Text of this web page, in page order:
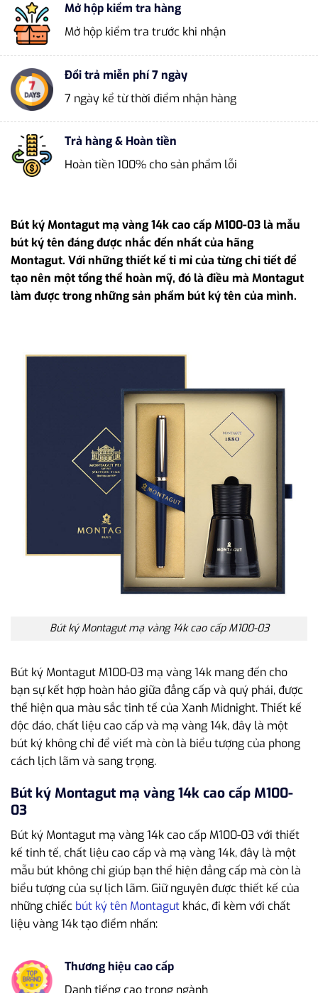
Mở hộp kiểm tra hàng
Mở hộp kiểm tra trước khi nhận
Đổi trả miễn phí 7 ngày
7 ngày kể từ thời điểm nhận hàng
Trả hàng & Hoàn tiền
Hoàn tiền 100% cho sản phẩm lỗi
Bút ký Montagut mạ vàng 14k cao cấp M100-03 là mẫu
bút ký tên đáng được nhắc đến nhất của hãng
Montagut. Với những thiết kế tỉ mỉ của từng chi tiết để
tạo nên một tổng thể hoàn mỹ, đó là điều mà Montagut
làm được trong những sản phẩm bút ký tên của mình.
Bút ký Montagut mạ vàng 14k cao cấp M100-03
Bút ký Montagut M100-03 mạ vàng 14k mang đến cho
bạn sự kết hợp hoàn hảo giữa đẳng cấp và quý phái, được
thể hiện qua màu sắc tinh tế của Xanh Midnight. Thiết kế
độc đáo, chất liệu cao cấp và mạ vàng 14k, đây là một
bút ký không chỉ để viết mà còn là biểu tượng của phong
cách lịch lãm và sang trọng.
Bút ký Montagut mạ vàng 14k cao cấp M100-
03
Bút ký Montagut mạ vàng 14k cao cấp M100-03 với thiết
kế tinh tế, chất liệu cao cấp và mạ vàng 14k, đây là một
mẫu bút không chỉ giúp bạn thể hiện đẳng cấp mà còn là
biểu tượng của sự lịch lãm. Giữ nguyên được thiết kế của
những chiếc bút ký tên Montagut khác, đi kèm với chất
liệu vàng 14k tạo điểm nhấn:
Thương hiệu cao cấp